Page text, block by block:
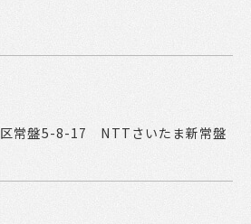
区常盤5-8-17 NTTさいたま新常盤